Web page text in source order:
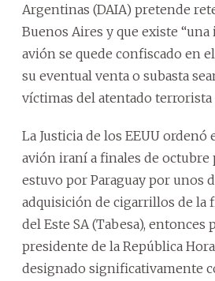
Argentinas (DAIA) pretende
Buenos Aires y que existe “una
avión se quede confiscado en
su eventual venta o subasta
víctimas del atentado terrorista
La Justicia de los EEUU ordenó
avión iraní a finales de octubre
estuvo por Paraguay por unos
adquisición de cigarrillos de la
del Este SA (Tabesa), entonces
presidente de la República
designado significativamente